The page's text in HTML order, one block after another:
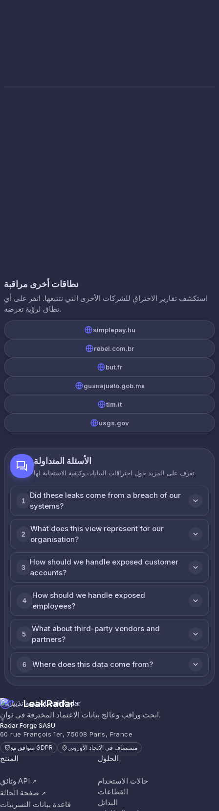
نطاقات أخرى مراقبة
استكشف تقارير الاختراق للشركات الأخرى التي نتتبعها. انقر على أي
نطاق لرؤية تعرضه.
simplepay.hu
rebel.com.br
but.fr
guanajuato.gob.mx
tim.it
usgs.gov
الأسئلة المتداولة
تعرف على المزيد حول اختراقات البيانات وكيفية الاستجابة لها
1
Did these leaks come from a breach of our
systems?
2
What does this view represent for our
organisation?
3
How should we handle exposed customer
accounts?
4
How should we handle exposed
employees?
5
What about third-party vendors and
partners?
6 Where does this data come from?
LeakRadar
ابحث وراقب وعالج بيانات الاعتماد المخترقة في ثوانٍ.
Radar Forge SASU
60 rue François 1er, 75008 Paris, France
متوافق مع GDPR مستضاف في الاتحاد الأوروبي
المنتج
وثائق API ↗
صفحة الحالة ↗
قاعدة بيانات التسريبات
الحلول
حالات الاستخدام
القطاعات
البدائل